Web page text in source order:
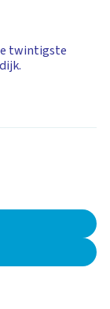
twintigste